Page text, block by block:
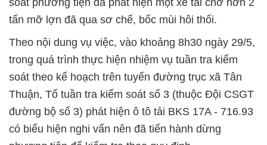
soát phương tiện đã phát hiện một xe tải chở hơn 2
tấn mỡ lợn đã qua sơ chế, bốc mùi hôi thối.
Theo nội dung vụ việc, vào khoảng 8h30 ngày 29/5,
trong quá trình thực hiện nhiệm vụ tuần tra kiểm
soát theo kế hoạch trên tuyến đường trục xã Tân
Thuận, Tổ tuần tra kiểm soát số 3 (thuộc Đội CSGT
đường bộ số 3) phát hiện ô tô tải BKS 17A - 716.93
có biểu hiện nghi vấn nên đã tiến hành dừng